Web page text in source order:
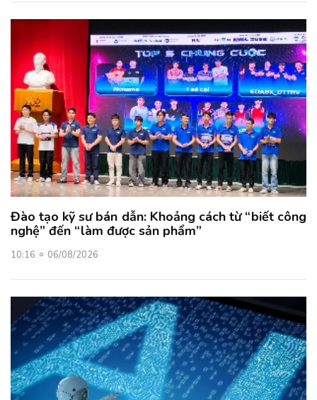
Đào tạo kỹ sư bán dẫn: Khoảng cách từ “biết công
nghệ” đến “làm được sản phẩm”
10:16 06/08/2026